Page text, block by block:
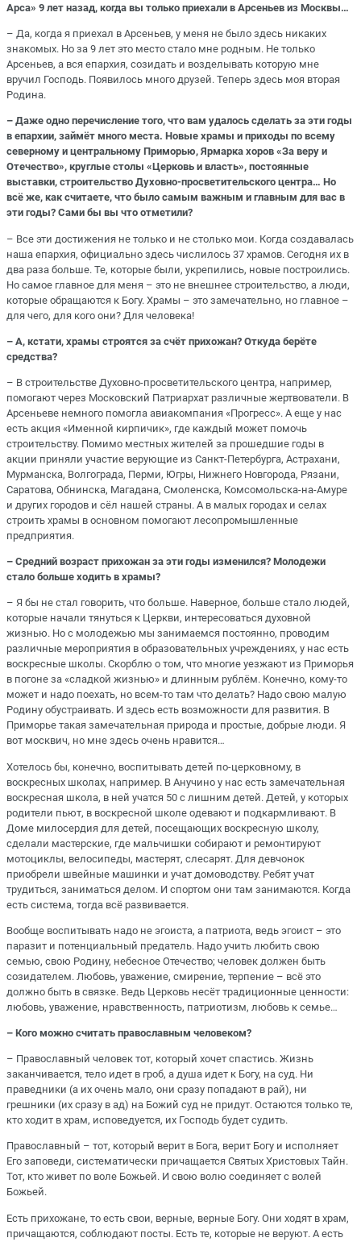
Арса» 9 лет назад, когда вы только приехали в Арсеньев из Москвы…
– Да, когда я приехал в Арсеньев, у меня не было здесь никаких
знакомых. Но за 9 лет это место стало мне родным. Не только
Арсеньев, а вся епархия, созидать и возделывать которую мне
вручил Господь. Появилось много друзей. Теперь здесь моя вторая
Родина.
– Даже одно перечисление того, что вам удалось сделать за эти годы
в епархии, займёт много места. Новые храмы и приходы по всему
северному и центральному Приморью, Ярмарка хоров «За веру и
Отечество», круглые столы «Церковь и власть», постоянные
выставки, строительство Духовно-просветительского центра… Но
всё же, как считаете, что было самым важным и главным для вас в
эти годы? Сами бы вы что отметили?
– Все эти достижения не только и не столько мои. Когда создавалась
наша епархия, официально здесь числилось 37 храмов. Сегодня их в
два раза больше. Те, которые были, укрепились, новые построились.
Но самое главное для меня – это не внешнее строительство, а люди,
которые обращаются к Богу. Храмы – это замечательно, но главное –
для чего, для кого они? Для человека!
– А, кстати, храмы строятся за счёт прихожан? Откуда берёте
средства?
– В строительстве Духовно-просветительского центра, например,
помогают через Московский Патриархат различные жертвователи. В
Арсеньеве немного помогла авиакомпания «Прогресс». А еще у нас
есть акция «Именной кирпичик», где каждый может помочь
строительству. Помимо местных жителей за прошедшие годы в
акции приняли участие верующие из Санкт-Петербурга, Астрахани,
Мурманска, Волгограда, Перми, Югры, Нижнего Новгорода, Рязани,
Саратова, Обнинска, Магадана, Смоленска, Комсомольска-на-Амуре
и других городов и сёл нашей страны. А в малых городах и селах
строить храмы в основном помогают лесопромышленные
предприятия.
– Средний возраст прихожан за эти годы изменился? Молодежи
стало больше ходить в храмы?
– Я бы не стал говорить, что больше. Наверное, больше стало людей,
которые начали тянуться к Церкви, интересоваться духовной
жизнью. Но с молодежью мы занимаемся постоянно, проводим
различные мероприятия в образовательных учреждениях, у нас есть
воскресные школы. Скорблю о том, что многие уезжают из Приморья
в погоне за «сладкой жизнью» и длинным рублём. Конечно, кому-то
может и надо поехать, но всем-то там что делать? Надо свою малую
Родину обустраивать. И здесь есть возможности для развития. В
Приморье такая замечательная природа и простые, добрые люди. Я
вот москвич, но мне здесь очень нравится…
Хотелось бы, конечно, воспитывать детей по-церковному, в
воскресных школах, например. В Анучино у нас есть замечательная
воскресная школа, в ней учатся 50 с лишним детей. Детей, у которых
родители пьют, в воскресной школе одевают и подкармливают. В
Доме милосердия для детей, посещающих воскресную школу,
сделали мастерские, где мальчишки собирают и ремонтируют
мотоциклы, велосипеды, мастерят, слесарят. Для девчонок
приобрели швейные машинки и учат домоводству. Ребят учат
трудиться, заниматься делом. И спортом они там занимаются. Когда
есть система, тогда всё развивается.
Вообще воспитывать надо не эгоиста, а патриота, ведь эгоист – это
паразит и потенциальный предатель. Надо учить любить свою
семью, свою Родину, небесное Отечество; человек должен быть
созидателем. Любовь, уважение, смирение, терпение – всё это
должно быть в связке. Ведь Церковь несёт традиционные ценности:
любовь, уважение, нравственность, патриотизм, любовь к семье…
– Кого можно считать православным человеком?
– Православный человек тот, который хочет спастись. Жизнь
заканчивается, тело идет в гроб, а душа идет к Богу, на суд. Ни
праведники (а их очень мало, они сразу попадают в рай), ни
грешники (их сразу в ад) на Божий суд не придут. Остаются только те,
кто ходит в храм, исповедуется, их Господь будет судить.
Православный – тот, который верит в Бога, верит Богу и исполняет
Его заповеди, систематически причащается Святых Христовых Тайн.
Тот, кто живет по воле Божьей. И свою волю соединяет с волей
Божьей.
Есть прихожане, то есть свои, верные, верные Богу. Они ходят в храм,
причащаются, соблюдают посты. Есть те, которые не веруют. А есть